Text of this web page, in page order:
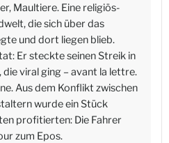
Maultiere. Eine religiös-
die sich über das
und dort liegen blieb.
Er steckte seinen Streik in
die viral ging – avant la lettre.
Aus dem Konflikt zwischen
wurde ein Stück
profitierten: Die Fahrer
zum Epos.